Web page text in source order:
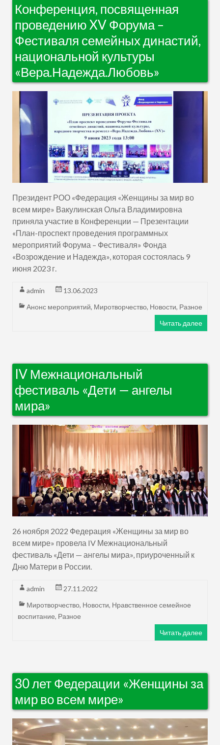
Конференция, посвященная
проведению XV Форума –
Фестиваля семейных династий,
национальной культуры
«Вера.Надежда.Любовь»
Президент РОО «Федерация «Женщины за мир во
всем мире» Вакулинская Ольга Владимировна
приняла участие в Конференции — Презентации
«План-проспект проведения программных
мероприятий Форума – Фестиваля» Фонда
«Возрождение и Надежда», которая состоялась 9
июня 2023 г.
admin
13.06.2023
Анонс мероприятий, Миротворчество, Новости, Разное
Читать далее
IV Межнациональный
фестиваль «Дети — ангелы
мира»
26 ноября 2022 Федерация «Женщины за мир во
всем мире» провела IV Межнациональный
фестиваль «Дети — ангелы мира», приуроченный к
Дню Матери в России.
admin
27.11.2022
Миротворчество, Новости, Нравственное семейное
воспитание, Разное
Читать далее
30 лет Федерации «Женщины за
мир во всем мире»